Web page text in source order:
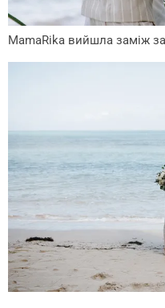
MamaRika вийшла заміж